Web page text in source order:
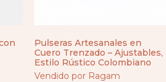
Pulseras Artesanales en
Cuero Trenzado – Ajustables,
Estilo Rústico Colombiano
Vendido por Ragam